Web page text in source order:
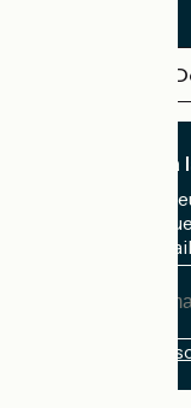
Je m'abonne
Recevez le
boîte mail
Mon adresse mail
Conditions